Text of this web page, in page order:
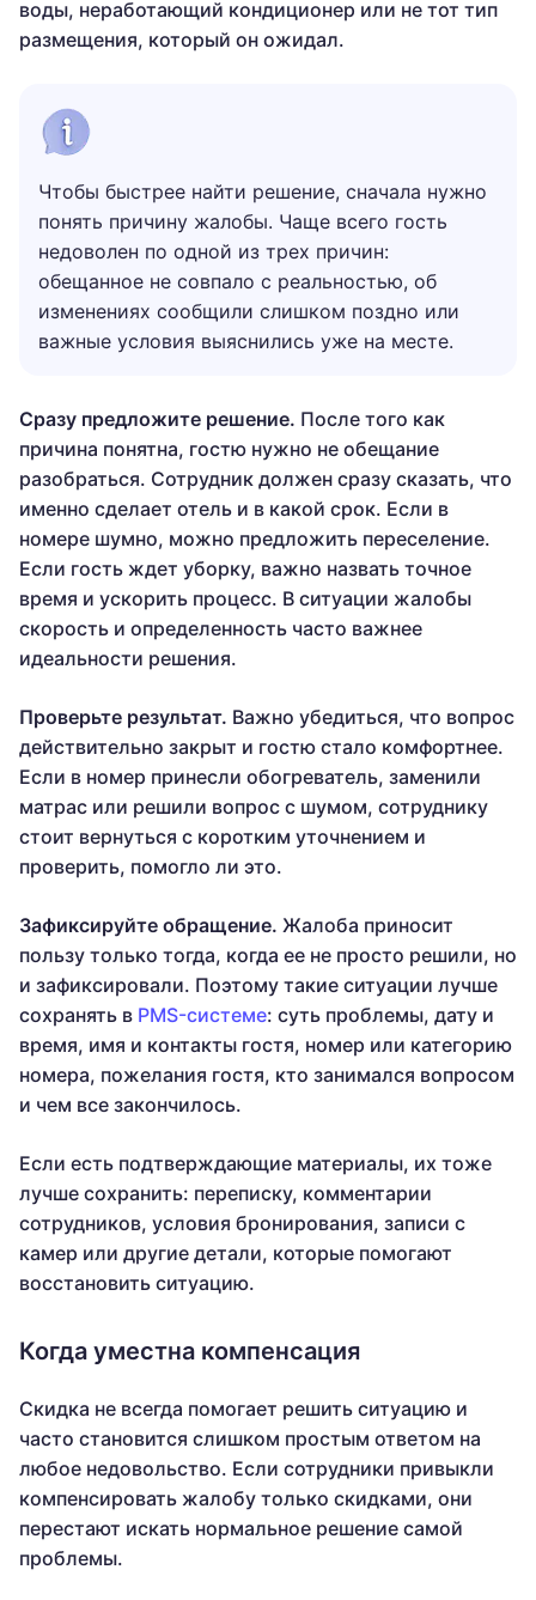
воды, неработающий кондиционер или не тот тип
размещения, который он ожидал.
Чтобы быстрее найти решение, сначала нужно
понять причину жалобы. Чаще всего гость
недоволен по одной из трех причин:
обещанное не совпало с реальностью, об
изменениях сообщили слишком поздно или
важные условия выяснились уже на месте.
Сразу предложите решение. После того как
причина понятна, гостю нужно не обещание
разобраться. Сотрудник должен сразу сказать, что
именно сделает отель и в какой срок. Если в
номере шумно, можно предложить переселение.
Если гость ждет уборку, важно назвать точное
время и ускорить процесс. В ситуации жалобы
скорость и определенность часто важнее
идеальности решения.
Проверьте результат. Важно убедиться, что вопрос
действительно закрыт и гостю стало комфортнее.
Если в номер принесли обогреватель, заменили
матрас или решили вопрос с шумом, сотруднику
стоит вернуться с коротким уточнением и
проверить, помогло ли это.
Зафиксируйте обращение. Жалоба приносит
пользу только тогда, когда ее не просто решили, но
и зафиксировали. Поэтому такие ситуации лучше
сохранять в PMS-системе: суть проблемы, дату и
время, имя и контакты гостя, номер или категорию
номера, пожелания гостя, кто занимался вопросом
и чем все закончилось.
Если есть подтверждающие материалы, их тоже
лучше сохранить: переписку, комментарии
сотрудников, условия бронирования, записи с
камер или другие детали, которые помогают
восстановить ситуацию.
Когда уместна компенсация
Скидка не всегда помогает решить ситуацию и
часто становится слишком простым ответом на
любое недовольство. Если сотрудники привыкли
компенсировать жалобу только скидками, они
перестают искать нормальное решение самой
проблемы.